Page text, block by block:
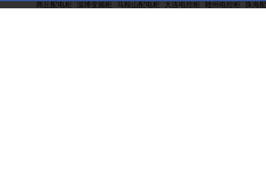
商丘配电柜 淄博变频柜 马鞍山配电柜 大连电控柜 赣州电控柜 珠海